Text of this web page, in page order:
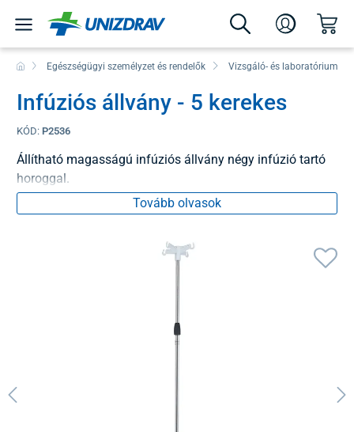
Egészségügyi személyzet és rendelők Vizsgáló- és laboratóriumi
Infúziós állvány - 5 kerekes
KÓD: P2536
Állítható magasságú infúziós állvány négy infúzió tartó
horoggal.
Tovább olvasok